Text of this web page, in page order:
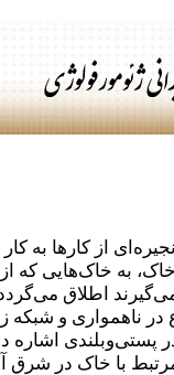
از کارها
به خاک‌هایی
اطلاق
ناهمواری و شبکه
پستی‌وبلندی اشاره
با خاک در